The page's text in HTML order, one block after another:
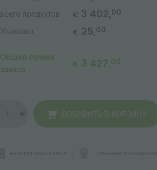
всего продуктов € 3 402,00
Упаковка € 25,00
Общая сумма
заказа
€ 3 427,00
ДОБАВИТЬ В КОРЗИНУ
БЕЗОПАСНАЯ ОПЛАТА ГАРАНТИЯ ОРЛАНДЕЛЛИ